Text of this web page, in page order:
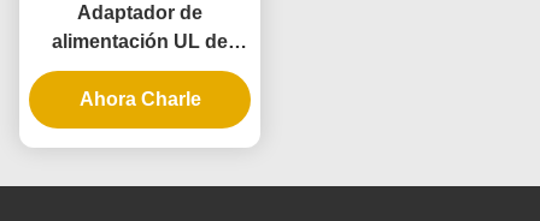
Adaptador de
alimentación UL de
clase 2 de 36W 12V 3A
para tiras de luz LED
con garantía de 3 años
Ahora Charle